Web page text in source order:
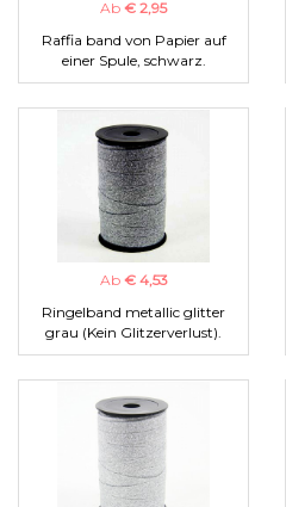
Ab € 2,95
Raffia band von Papier auf
einer Spule, schwarz.
Ab € 4,53
Ringelband metallic glitter
grau (Kein Glitzerverlust).